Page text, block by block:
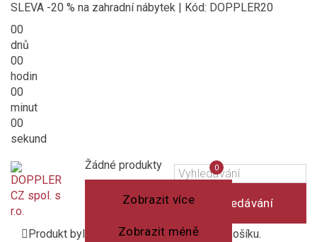
SLEVA -20 % na zahradní nábytek | Kód: DOPPLER20
00
dnů
00
hodin
00
minut
00
sekund
Vyhledávání
Košík
(prázdný)
Žádné produkty
Zobrazit více
Zobrazit méně
Produkt byl úspěšně
1 produkt v košíku.
Porovnání
produktů
0